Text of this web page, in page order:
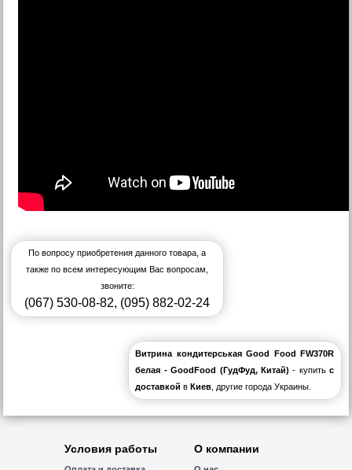
По вопросу приобретения данного товара, а
также по всем интересующим Вас вопросам,
звоните:
(067) 530-08-82, (095) 882-02-24
Витрина кондитерськая Good Food FW370R
белая - GoodFood (ГудФуд, Китай)- купитьс
доставкой вКиев , другие города Украины.
Условия работы О компании